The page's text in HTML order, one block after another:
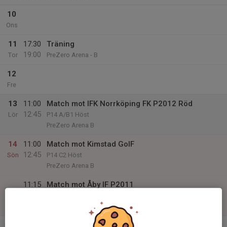
10
Ons
11
Tor
17:30
19:00
Träning
PreZero Arena - B
12
Fre
13
Lör
11:00
12:45
Match mot IFK Norrköping FK P2012 Röd
P14 A/B1 Höst
PreZero Arena B
14
Sön
11:00
12:45
Match mot Kimstad GoIF
P14 C2 Höst
PreZero Arena B
11:15
Match mot Åby IF P2011
v.38